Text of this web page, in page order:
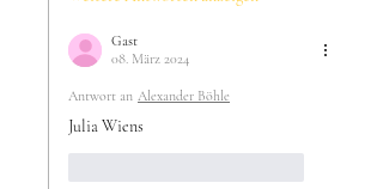
Gast
08. März 2024
Antwort an Alexander Böhle
Julia Wiens